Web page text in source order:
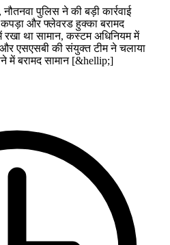
पुलिस ने की बड़ी कार्रवाई
और फ्लेवरड हुक्का बरामद
था सामान, कस्टम अधिनियम में
और एसएसबी की संयुक्त टीम ने चलाया
में बरामद सामान [&hellip;]